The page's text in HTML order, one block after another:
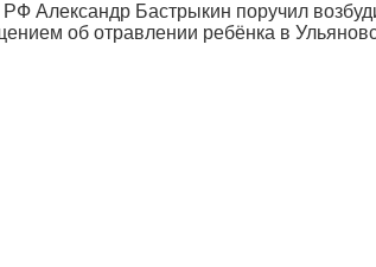
Александр Бастрыкин поручил
об отравлении ребёнка в